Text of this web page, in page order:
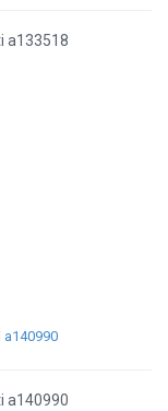
а133518
а140990